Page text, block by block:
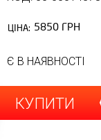
ЦІНА: 5850 ГРН
Є В НАЯВНОСТІ
КУПИТИ